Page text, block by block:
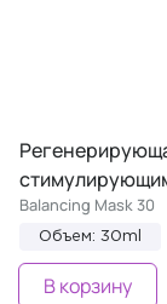
Balancing Mask 30
Объем: 30ml
В корзину